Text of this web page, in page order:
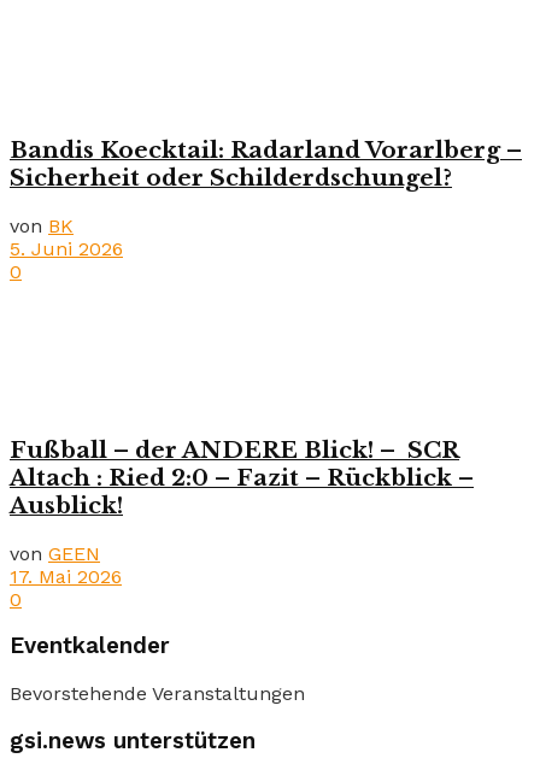
Bandis Koecktail: Radarland Vorarlberg –
Sicherheit oder Schilderdschungel?
von BK
5. Juni 2026
0
Fußball – der ANDERE Blick! – SCR
Altach : Ried 2:0 – Fazit – Rückblick –
Ausblick!
von GEEN
17. Mai 2026
0
Eventkalender
Bevorstehende Veranstaltungen
gsi.news unterstützen